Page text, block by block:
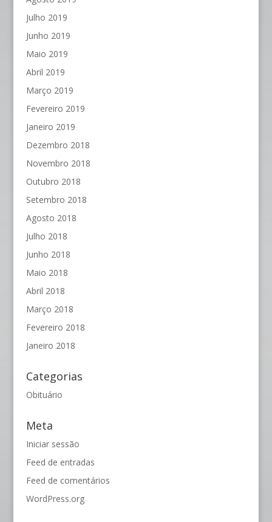
Julho 2019
Junho 2019
Maio 2019
Abril 2019
Março 2019
Fevereiro 2019
Janeiro 2019
Dezembro 2018
Novembro 2018
Outubro 2018
Setembro 2018
Agosto 2018
Julho 2018
Junho 2018
Maio 2018
Abril 2018
Março 2018
Fevereiro 2018
Janeiro 2018
Categorias
Obituário
Meta
Iniciar sessão
Feed de entradas
Feed de comentários
WordPress.org